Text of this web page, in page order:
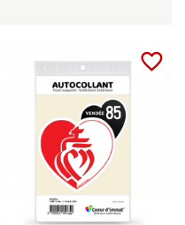
favorite_border